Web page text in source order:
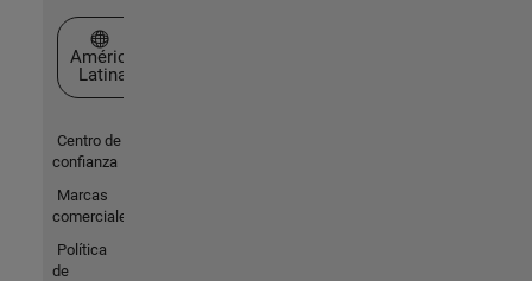
Seleccione un país/idioma
América
Latina
Centro de
confianza
Marcas
comerciales
Política
de